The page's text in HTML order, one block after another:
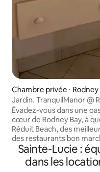
Chambre privée ⋅ Rodney
y
Jardin. TranquilManor @
Évadez-vous dans une
cœur de Rodney Bay, à
Réduit Beach, des
des restaurants bon
commerces, des
nocturne et des
Parfait pour les
Sainte-Lucie :
dans les